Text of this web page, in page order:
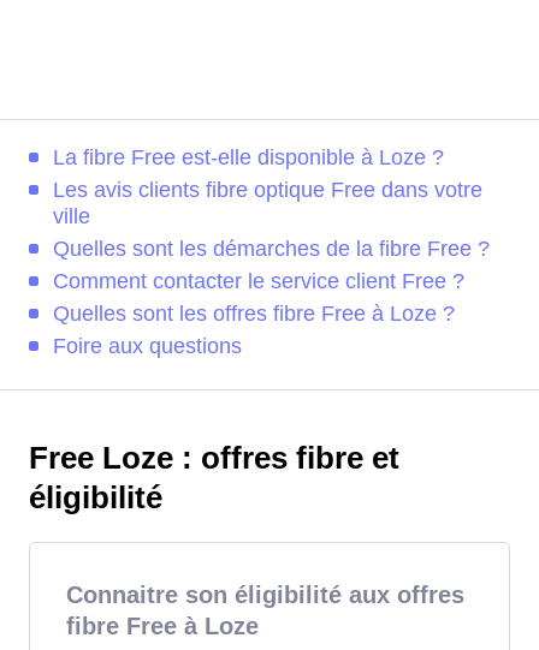
La fibre Free est-elle disponible à Loze ?
Les avis clients fibre optique Free dans votre
ville
Quelles sont les démarches de la fibre Free ?
Comment contacter le service client Free ?
Quelles sont les offres fibre Free à Loze ?
Foire aux questions
Free Loze : offres fibre et
éligibilité
Connaitre son éligibilité aux offres
fibre Free à Loze